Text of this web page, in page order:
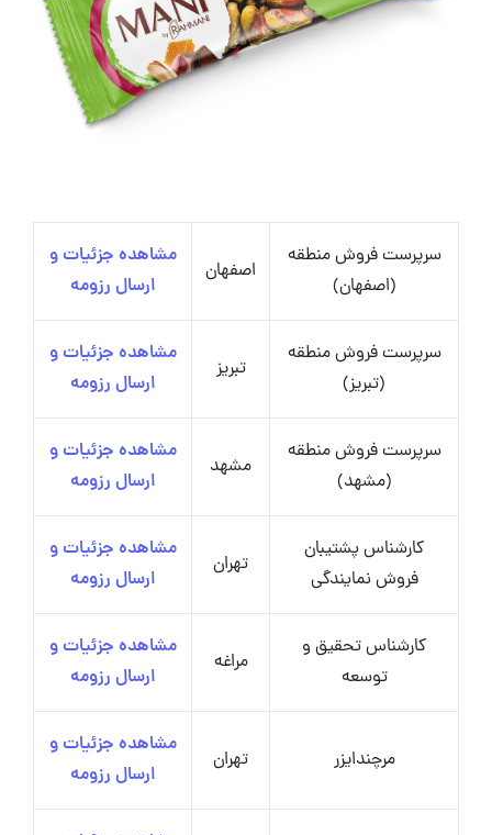
سرپرست فروش منطقه
(اصفهان)
اصفهان
مشاهده جزئیات و
ارسال رزومه
سرپرست فروش منطقه
(تبریز)
تبریز
مشاهده جزئیات و
ارسال رزومه
سرپرست فروش منطقه
(مشهد)
مشهد
مشاهده جزئیات و
ارسال رزومه
کارشناس پشتیبان
فروش نمایندگی
تهران
مشاهده جزئیات و
ارسال رزومه
کارشناس تحقیق و
توسعه
مراغه
مشاهده جزئیات و
ارسال رزومه
مرچندایزر تهران
مشاهده جزئیات و
ارسال رزومه